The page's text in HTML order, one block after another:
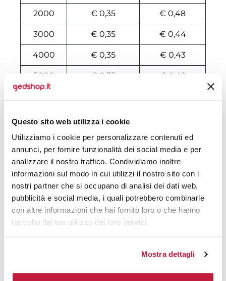
Questo sito web utilizza i cookie
Utilizziamo i cookie per personalizzare contenuti ed
annunci, per fornire funzionalità dei social media e per
analizzare il nostro traffico. Condividiamo inoltre
informazioni sul modo in cui utilizzi il nostro sito con i
nostri partner che si occupano di analisi dei dati web,
pubblicità e social media, i quali potrebbero combinarle
con altre informazioni che hai fornito loro o che hanno
raccolto dal tuo utilizzo dei loro servizi.
Mostra dettagli
2000 € 0,35 € 0,48
3000 € 0,35 € 0,44
4000 € 0,35 € 0,43
5000 € 0,35 € 0,42
7000 € 0,34
8000 € 0,34 € 0,39
10000 € 0,33 € 0,37
Tecniche di stampa
Area di personalizzazione